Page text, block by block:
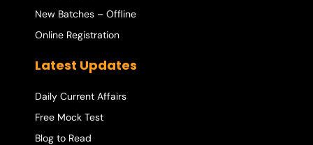
New Batches – Offline
Online Registration
Latest Updates
Daily Current Affairs
Free Mock Test
Blog to Read